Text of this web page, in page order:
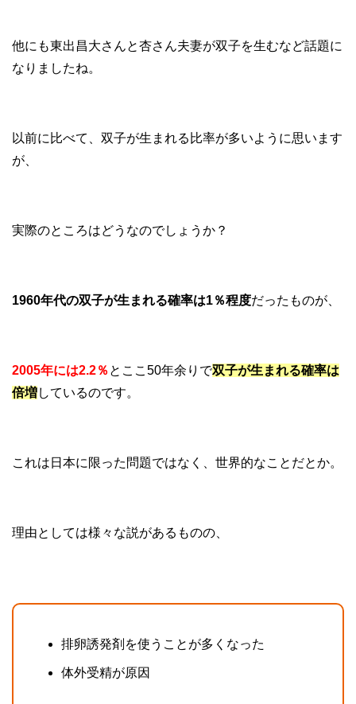
他にも東出昌大さんと杏さん夫妻が双子を生むなど話題に
なりましたね。
以前に比べて、双子が生まれる比率が多いように思います
が、
実際のところはどうなのでしょうか？
1960年代の双子が生まれる確率は1％程度だったものが、
2005年には2.2％ とここ50年余りで双子が生まれる確率は
倍増しているのです。
これは日本に限った問題ではなく、世界的なことだとか。
理由としては様々な説があるものの、
排卵誘発剤を使うことが多くなった
体外受精が原因